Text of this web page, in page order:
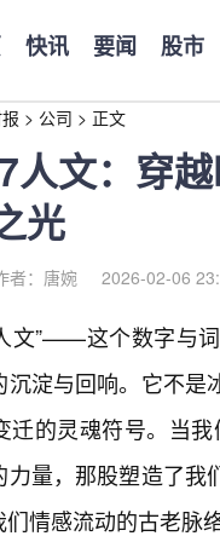
快讯 要闻 股市
> 公司 > 正文
人文：穿
光
者：唐婉 2026-02-06
文”——这个数字与
沉淀与回响。它不
迁的灵魂符号。当
量，那股塑造了
情感流动的古老脉